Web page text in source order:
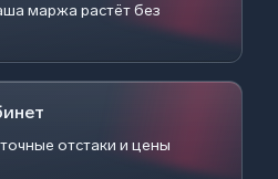
маржа растёт без
отстаки и цены